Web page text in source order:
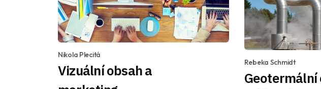
Nikola Plecitá
Vizuální obsah a
Rebeka Schmidt
Geotermální